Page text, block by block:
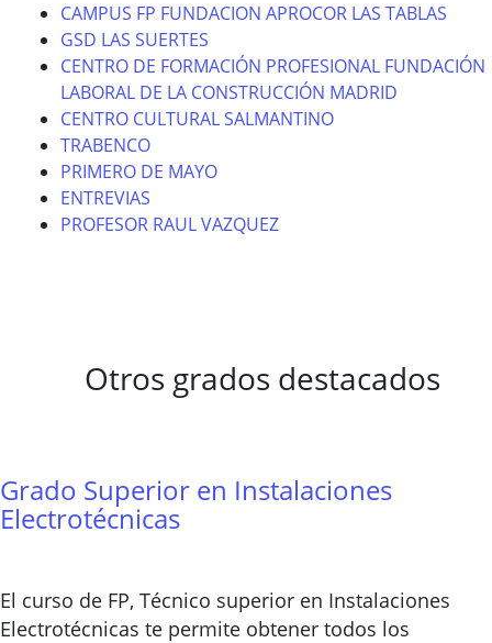
CAMPUS FP FUNDACION APROCOR LAS TABLAS
GSD LAS SUERTES
CENTRO DE FORMACIÓN PROFESIONAL FUNDACIÓN
LABORAL DE LA CONSTRUCCIÓN MADRID
CENTRO CULTURAL SALMANTINO
TRABENCO
PRIMERO DE MAYO
ENTREVIAS
PROFESOR RAUL VAZQUEZ
Otros grados destacados
Grado Superior en Instalaciones
Electrotécnicas
El curso de FP, Técnico superior en Instalaciones
Electrotécnicas te permite obtener todos los